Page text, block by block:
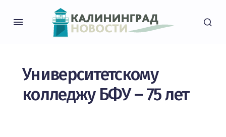
Университетскому
колледжу БФУ – 75 лет